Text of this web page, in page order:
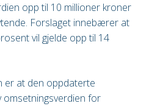
opp til 10 millioner kroner
Forslaget innebærer at
vil gjelde opp til 14
er at den oppdaterte
omsetningsverdien for